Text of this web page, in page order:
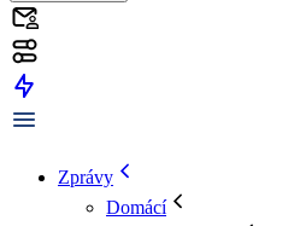
Zprávy
Domácí